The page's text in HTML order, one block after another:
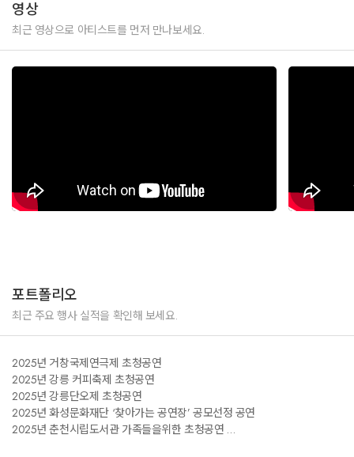
영상
최근 영상으로 아티스트를 먼저 만나보세요.
포트폴리오
최근 주요 행사 실적을 확인해 보세요.
2025년 거창국제연극제 초청공연
2025년 강릉 커피축제 초청공연
2025년 강릉단오제 초청공연
2025년 화성문화재단 ‘찾아가는 공연장’ 공모선정 공연
2025년 춘천시립도서관 가족들을위한 초청공연